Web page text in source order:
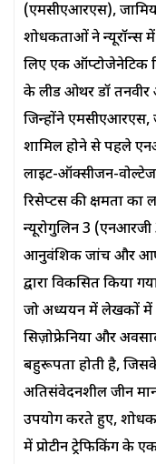
(एमसीएआरएस),
शोधकर्ताओं ने न्यूरॉन्स
लिए एक ऑप्टोजेनेटिक
के लीड ओथर डॉ तनवीर
जिन्होंने
शामिल होने से पहले
लाइट-ऑक्सीजन-वोल्टेज
रिसेप्टर्स की क्षमता का
न्यूरोगुलिन 3
आनुवंशिक जांच और
द्वारा विकसित किया
जो अध्ययन में लेखकों में
सिज़ोफ्रेनिया और
बहुरूपता होती है,
अतिसंवेदनशील जीन
उपयोग करते हुए,
में प्रोटीन ट्रेफिकिंग के